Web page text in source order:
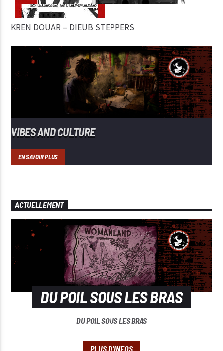
KREN DOUAR – DIEUB STEPPERS
VIBES AND CULTURE
EN SAVOIR PLUS
ACTUELLEMENT
DU POIL SOUS LES BRAS
DU POIL SOUS LES BRAS